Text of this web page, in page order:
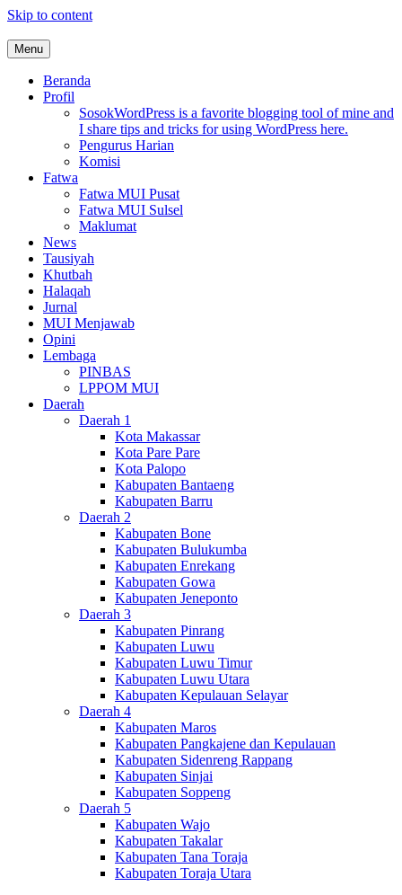
Skip to content
MUI Sulawesi Selatan
Khadimul Ummah wa Shadiqul Hukuuma
Menu
Beranda
Profil
SosokWordPress is a favorite blogging tool of mine and
I share tips and tricks for using WordPress here.
Pengurus Harian
Komisi
Fatwa
Fatwa MUI Pusat
Fatwa MUI Sulsel
Maklumat
News
Tausiyah
Khutbah
Halaqah
Jurnal
MUI Menjawab
Opini
Lembaga
PINBAS
LPPOM MUI
Daerah
Daerah 1
Kota Makassar
Kota Pare Pare
Kota Palopo
Kabupaten Bantaeng
Kabupaten Barru
Daerah 2
Kabupaten Bone
Kabupaten Bulukumba
Kabupaten Enrekang
Kabupaten Gowa
Kabupaten Jeneponto
Daerah 3
Kabupaten Pinrang
Kabupaten Luwu
Kabupaten Luwu Timur
Kabupaten Luwu Utara
Kabupaten Kepulauan Selayar
Daerah 4
Kabupaten Maros
Kabupaten Pangkajene dan Kepulauan
Kabupaten Sidenreng Rappang
Kabupaten Sinjai
Kabupaten Soppeng
Daerah 5
Kabupaten Wajo
Kabupaten Takalar
Kabupaten Tana Toraja
Kabupaten Toraja Utara